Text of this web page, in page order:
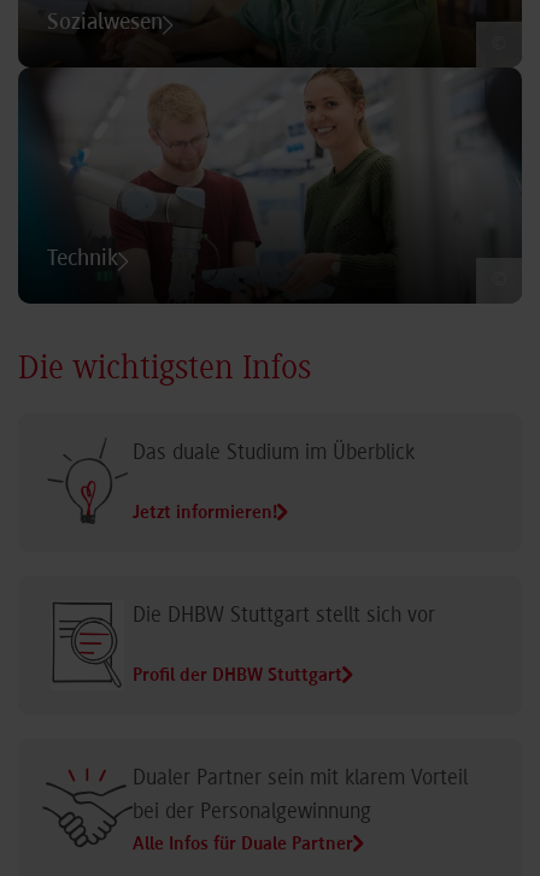
Sozialwesen
Technik
Die wichtigsten Infos
Das duale Studium im Überblick
Jetzt informieren!
Die DHBW Stuttgart stellt sich vor
Profil der DHBW Stuttgart
Dualer Partner sein mit klarem Vorteil
bei der Personalgewinnung
Alle Infos für Duale Partner